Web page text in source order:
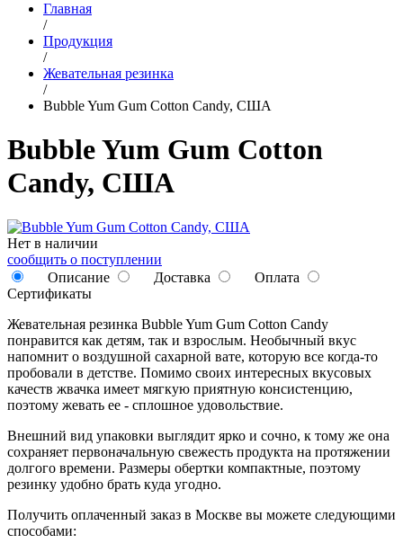
Главная
/
Продукция
/
Жевательная резинка
/
Bubble Yum Gum Cotton Candy, США
Bubble Yum Gum Cotton
Candy, США
Нет в наличии
сообщить о поступлении
Описание
Доставка
Оплата
Сертификаты
Жевательная резинка Bubble Yum Gum Cotton Candy
понравится как детям, так и взрослым. Необычный вкус
напомнит о воздушной сахарной вате, которую все когда-то
пробовали в детстве. Помимо своих интересных вкусовых
качеств жвачка имеет мягкую приятную консистенцию,
поэтому жевать ее - сплошное удовольствие.
Внешний вид упаковки выглядит ярко и сочно, к тому же она
сохраняет первоначальную свежесть продукта на протяжении
долгого времени. Размеры обертки компактные, поэтому
резинку удобно брать куда угодно.
Получить оплаченный заказ в Москве вы можете следующими
способами: